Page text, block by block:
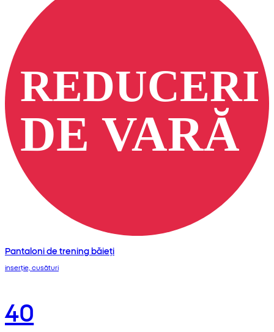
Pantaloni de trening băieți
inserție, cusături
40